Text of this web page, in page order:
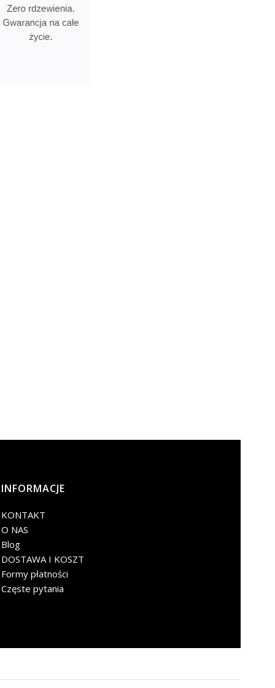
INFORMACJE
KONTAKT
O NAS
Blog
DOSTAWA I KOSZT
Formy płatności
Częste pytania